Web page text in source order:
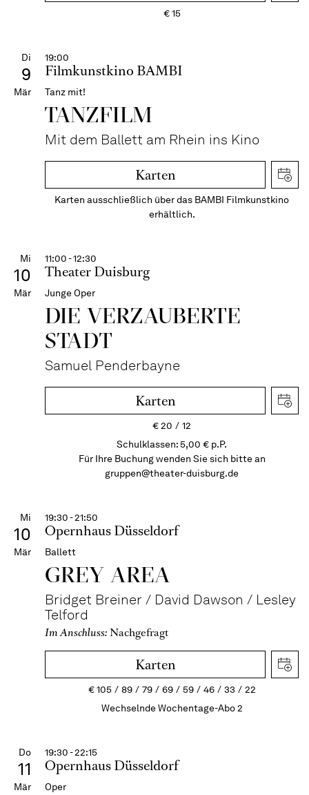
€15
Di
9
Mär
19:00
Filmkunstkino BAMBI
Tanz mit!
TANZFILM
Mit dem Ballett am Rhein ins Kino
Karten
Karten ausschließlich über das BAMBI Filmkunstkino
erhältlich.
Mi
10
Mär
11:00 - 12:30
Theater Duisburg
Junge Oper
DIE VERZAUBERTE
STADT
Samuel Penderbayne
Karten
€20
12
Schulklassen: 5,00 € p.P.
Für Ihre Buchung wenden Sie sich bitte an
gruppen@theater-duisburg.de
Mi
10
Mär
19:30 - 21:50
Opernhaus Düsseldorf
Ballett
GREY AREA
Bridget Breiner / David Dawson / Lesley
Telford
Im Anschluss:Nachgefragt
Karten
€105 89 79 69 59 46 33
22
Wechselnde Wochentage-Abo 2
Do
11
Mär
19:30 - 22:15
Opernhaus Düsseldorf
Oper